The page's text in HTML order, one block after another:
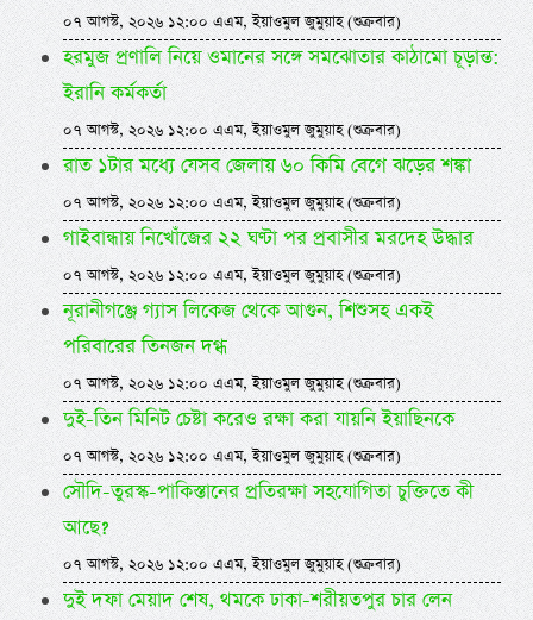
০৭ আগস্ট, ২০২৬ ১২:০০ এএম, ইয়াওমুল জুমুয়াহ (শুক্রবার)
হরমুজ প্রণালি নিয়ে ওমানের সঙ্গে সমঝোতার কাঠামো চূড়ান্ত:
ইরানি কর্মকর্তা
০৭ আগস্ট, ২০২৬ ১২:০০ এএম, ইয়াওমুল জুমুয়াহ (শুক্রবার)
রাত ১টার মধ্যে যেসব জেলায় ৬০ কিমি বেগে ঝড়ের শঙ্কা
০৭ আগস্ট, ২০২৬ ১২:০০ এএম, ইয়াওমুল জুমুয়াহ (শুক্রবার)
গাইবান্ধায় নিখোঁজের ২২ ঘণ্টা পর প্রবাসীর মরদেহ উদ্ধার
০৭ আগস্ট, ২০২৬ ১২:০০ এএম, ইয়াওমুল জুমুয়াহ (শুক্রবার)
নূরানীগঞ্জে গ্যাস লিকেজ থেকে আগুন, শিশুসহ একই
পরিবারের তিনজন দগ্ধ
০৭ আগস্ট, ২০২৬ ১২:০০ এএম, ইয়াওমুল জুমুয়াহ (শুক্রবার)
দুই-তিন মিনিট চেষ্টা করেও রক্ষা করা যায়নি ইয়াছিনকে
০৭ আগস্ট, ২০২৬ ১২:০০ এএম, ইয়াওমুল জুমুয়াহ (শুক্রবার)
সৌদি-তুরস্ক-পাকিস্তানের প্রতিরক্ষা সহযোগিতা চুক্তিতে কী
আছে?
০৭ আগস্ট, ২০২৬ ১২:০০ এএম, ইয়াওমুল জুমুয়াহ (শুক্রবার)
দুই দফা মেয়াদ শেষ, থমকে ঢাকা-শরীয়তপুর চার লেন